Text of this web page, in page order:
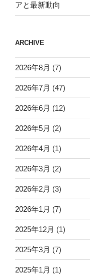
アと最新動向
ARCHIVE
2026年8月 (7)
2026年7月 (47)
2026年6月 (12)
2026年5月 (2)
2026年4月 (1)
2026年3月 (2)
2026年2月 (3)
2026年1月 (7)
2025年12月 (1)
2025年3月 (7)
2025年1月 (1)